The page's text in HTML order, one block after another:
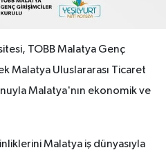
TOBB Malatya Genç
Malatya Uluslararası Ticaret
Malatya'nın ekonomik ve
Malatya iş dünyasıyla